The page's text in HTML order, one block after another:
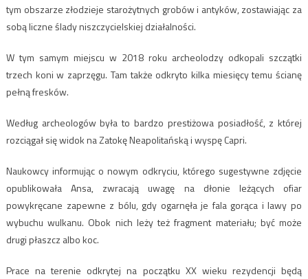
tym obszarze złodzieje starożytnych grobów i antyków, zostawiając za
sobą liczne ślady niszczycielskiej działalności.
W tym samym miejscu w 2018 roku archeolodzy odkopali szczątki
trzech koni w zaprzęgu. Tam także odkryto kilka miesięcy temu ścianę
pełną fresków.
Według archeologów była to bardzo prestiżowa posiadłość, z której
rozciągał się widok na Zatokę Neapolitańską i wyspę Capri.
Naukowcy informując o nowym odkryciu, którego sugestywne zdjęcie
opublikowała Ansa, zwracają uwagę na dłonie leżących ofiar
powykręcane zapewne z bólu, gdy ogarnęła je fala gorąca i lawy po
wybuchu wulkanu. Obok nich leży też fragment materiału; być może
drugi płaszcz albo koc.
Prace na terenie odkrytej na początku XX wieku rezydencji będą